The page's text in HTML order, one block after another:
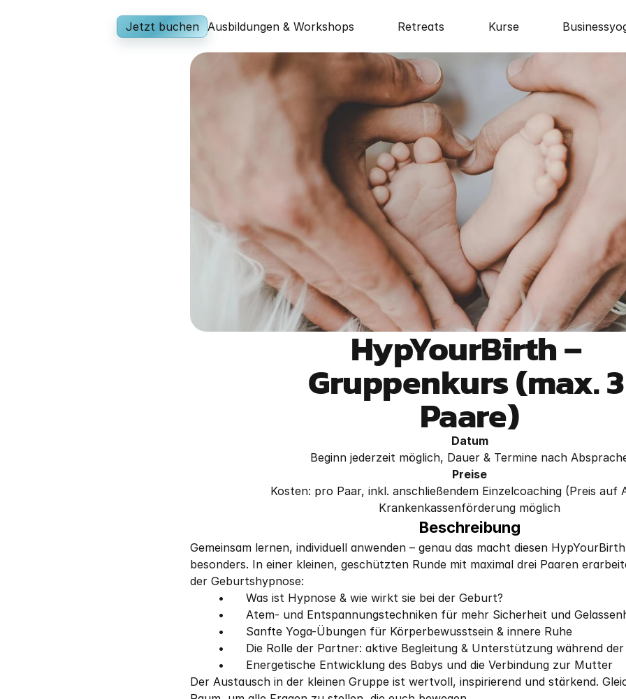
Jetzt buchen Ausbildungen & Workshops Retreats Kurse
HypYourBirth –
Gruppenkurs (max. 3
Paare)
Datum
Beginn jederzeit möglich, Dauer & Termine nach
Preise
Kosten: pro Paar, inkl. anschließendem Einzelcoaching (Preis auf
Krankenkassenförderung möglich
Beschreibung
Gemeinsam lernen, individuell anwenden – genau das macht diesen
besonders. In einer kleinen, geschützten Runde mit maximal drei Paaren
der Geburtshypnose:
	•	Was ist Hypnose & wie wirkt sie bei der Geburt?
•	Atem- und Entspannungstechniken für mehr Sicherheit und
	•	Sanfte Yoga-Übungen für Körperbewusstsein & innere Ruhe
•	Die Rolle der Partner: aktive Begleitung & Unterstützung während
	•	Energetische Entwicklung des Babys und die Verbindung zur Mutter
Der Austausch in der kleinen Gruppe ist wertvoll, inspirierend und stärkend.